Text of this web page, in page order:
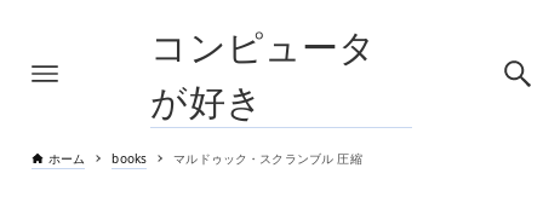
コンピュータ
が好き
ホーム books マルドゥック・スクランブル 圧縮